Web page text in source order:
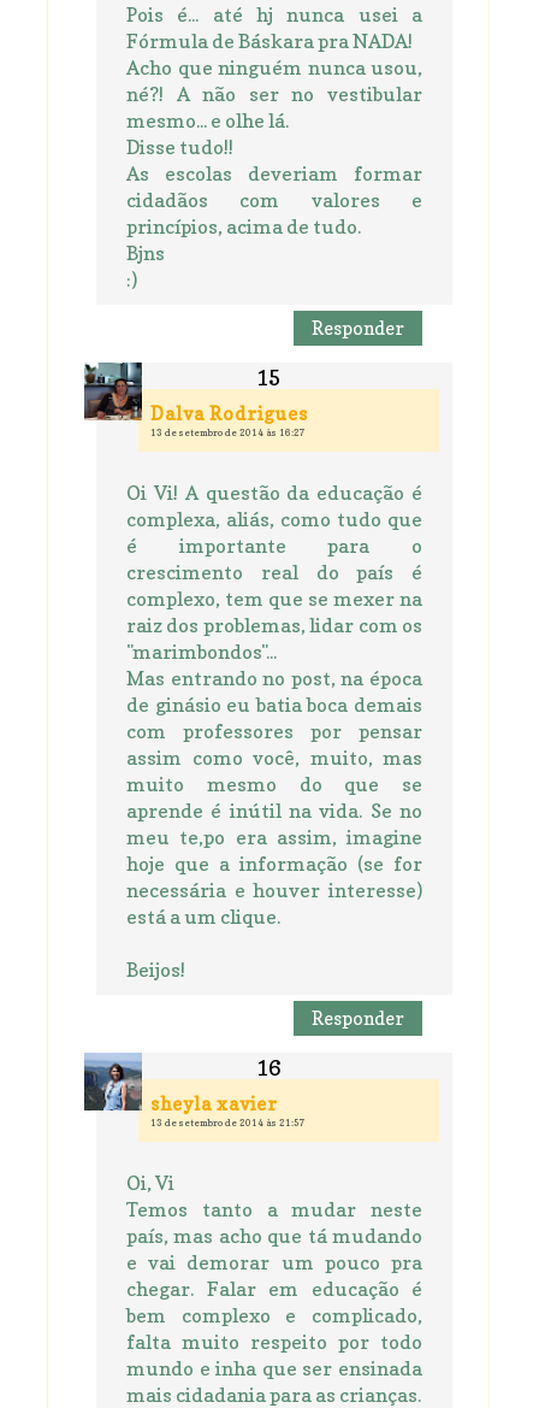
Pois é... até hj nunca usei a
Fórmula de Báskara pra NADA!
Acho que ninguém nunca usou,
né?! A não ser no vestibular
mesmo... e olhe lá.
Disse tudo!!
As escolas deveriam formar
cidadãos com valores e
princípios, acima de tudo.
Bjns
:)
Responder
Dalva Rodrigues
13 de setembro de 2014 às 16:27
Oi Vi! A questão da educação é
complexa, aliás, como tudo que
é importante para o
crescimento real do país é
complexo, tem que se mexer na
raiz dos problemas, lidar com os
"marimbondos"...
Mas entrando no post, na época
de ginásio eu batia boca demais
com professores por pensar
assim como você, muito, mas
muito mesmo do que se
aprende é inútil na vida. Se no
meu te,po era assim, imagine
hoje que a informação (se for
necessária e houver interesse)
está a um clique.
Beijos!
Responder
sheyla xavier
13 de setembro de 2014 às 21:57
Oi, Vi
Temos tanto a mudar neste
país, mas acho que tá mudando
e vai demorar um pouco pra
chegar. Falar em educação é
bem complexo e complicado,
falta muito respeito por todo
mundo e inha que ser ensinada
mais cidadania para as crianças.